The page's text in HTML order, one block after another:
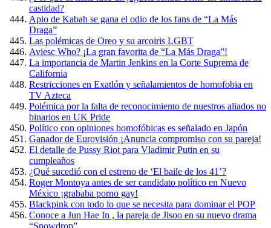
castidad?
Apio de Kabah se gana el odio de los fans de “La Más
Draga”
Las polémicas de Oreo y su arcoiris LGBT
Aviesc Who? ¡La gran favorita de “La Más Draga”!
La importancia de Martin Jenkins en la Corte Suprema de
California
Restricciones en Exatlón y señalamientos de homofobia en
TV Azteca
Polémica por la falta de reconocimiento de nuestros aliados no
binarios en UK Pride
Político con opiniones homofóbicas es señalado en Japón
Ganador de Eurovisión ¡Anuncia compromiso con su pareja!
El detalle de Pussy Riot para Vladimir Putin en su
cumpleaños
¿Qué sucedió con el estreno de ‘El baile de los 41’?
Roger Montoya antes de ser candidato político en Nuevo
México ¡grababa porno gay!
Blackpink con todo lo que se necesita para dominar el POP
Conoce a Jun Hae In , la pareja de Jisoo en su nuevo drama
“Snowdrop”